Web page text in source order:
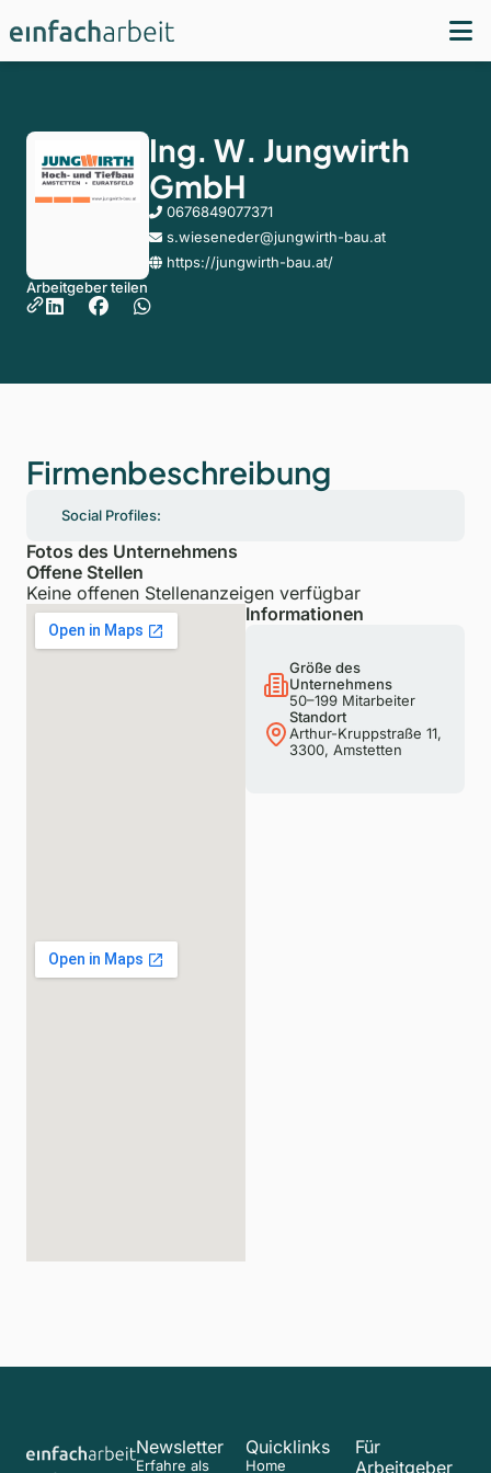
Ing. W. Jungwirth
GmbH
0676849077371
s.wieseneder@jungwirth-bau.at
https://jungwirth-bau.at/
Arbeitgeber teilen
Firmenbeschreibung
Social Profiles:
Fotos des Unternehmens
Offene Stellen
Keine offenen Stellenanzeigen verfügbar
Informationen
Größe des
Unternehmens
50–199 Mitarbeiter
Standort
Arthur-Kruppstraße 11,
3300, Amstetten
Quicklinks
Home
Für
Arbeitgeber
Newsletter
Erfahre als